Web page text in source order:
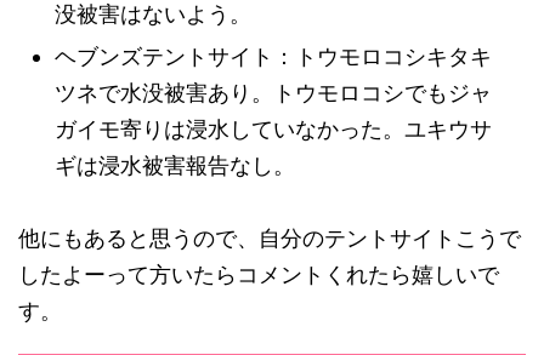
没被害はないよう。
ヘブンズテントサイト：トウモロコシキタキ
ツネで水没被害あり。トウモロコシでもジャ
ガイモ寄りは浸水していなかった。ユキウサ
ギは浸水被害報告なし。
他にもあると思うので、自分のテントサイトこうで
したよーって方いたらコメントくれたら嬉しいで
す。